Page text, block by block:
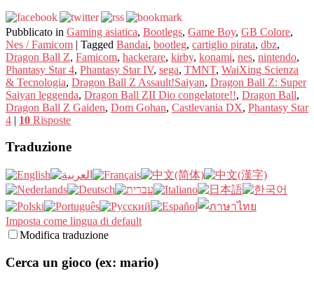
Pubblicato in Gaming asiatica, Bootlegs, Game Boy, GB Colore,
Nes / Famicom | Tagged Bandai, bootleg, cartiglio pirata, dbz,
Dragon Ball Z, Famicom, hackerare, kirby, konami, nes, nintendo,
Phantasy Star 4, Phantasy Star IV, sega, TMNT, WaiXing Scienza
& Tecnologia, Dragon Ball Z Assault!Saiyan, Dragon Ball Z: Super
Saiyan leggenda, Dragon Ball ZII Dio congelatore!!, Dragon Ball,
Dragon Ball Z Gaiden, Dom Gohan, Castlevania DX, Phantasy Star
4 | 10 Risposte
Traduzione
Imposta come lingua di default
Modifica traduzione
Cerca un gioco (ex: mario)